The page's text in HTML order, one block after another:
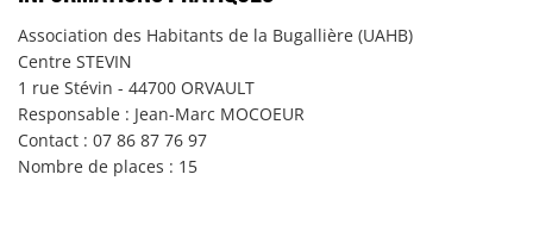
Association des Habitants de la Bugallière (UAHB)
Centre STEVIN
1 rue Stévin - 44700 ORVAULT
Responsable : Jean-Marc MOCOEUR
Contact : 07 86 87 76 97
Nombre de places : 15